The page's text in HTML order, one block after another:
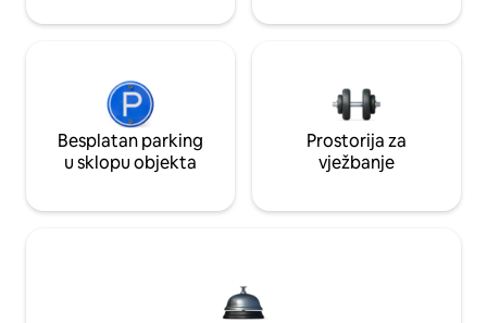
Besplatan parking
u sklopu objekta
Prostorija za
vježbanje